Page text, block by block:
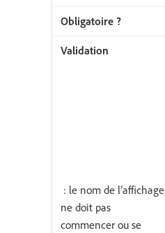
: le nom de l’affichage
ne doit pas
commencer ou se